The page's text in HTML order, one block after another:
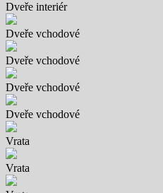
Dveře interiér
Dveře vchodové
Dveře vchodové
Dveře vchodové
Dveře vchodové
Vrata
Vrata